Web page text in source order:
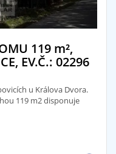
119 m²,
EV.Č.: 02296
u Králova Dvora.
119 m2 disponuje